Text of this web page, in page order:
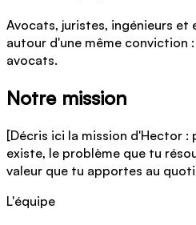
Avocats, juristes, ingénieurs et
autour d'une même conviction
avocats.
Notre mission
[Décris ici la mission d'Hector
existe, le problème que tu
valeur que tu apportes au
L'équipe